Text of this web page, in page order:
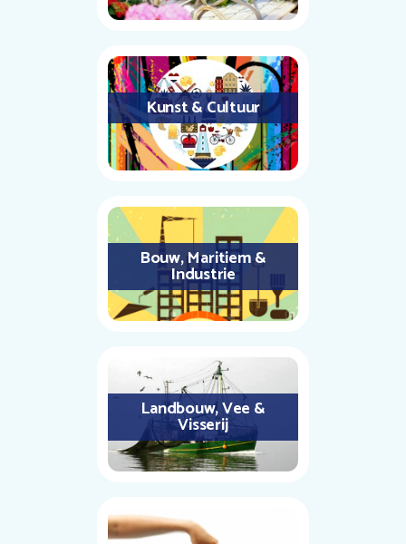
Kunst & Cultuur
Bouw, Maritiem &
Industrie
Landbouw, Vee &
Visserij